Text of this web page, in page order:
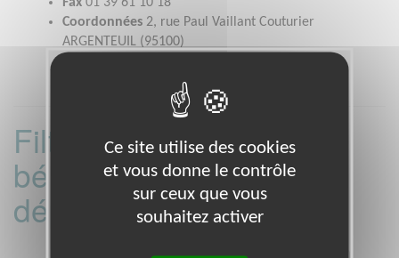
Coordonnées 2, rue Paul Vaillant Couturier
ARGENTEUIL (95100)
Filtrer les missions
bénévoles par
département :
Ce site utilise des cookies
et vous donne le contrôle
sur ceux que vous
souhaitez activer